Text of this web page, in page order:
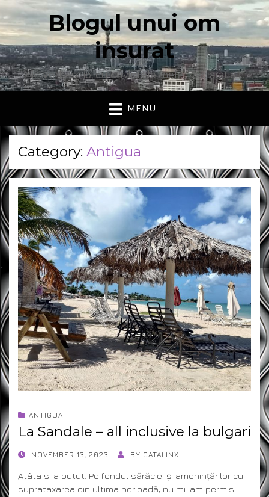
Blogul unui om
insurat
Aici vorbesc io, cu cuvintele mele. Declaratie….
MENU
Category: Antigua
ANTIGUA
La Sandale – all inclusive la bulgari
POSTEDNOVEMBER 13, 2023 BY CATALINX
Atâta s-a putut. Pe fondul sărăciei și amenințărilor cu
suprataxarea din ultima perioadă, nu mi-am permis